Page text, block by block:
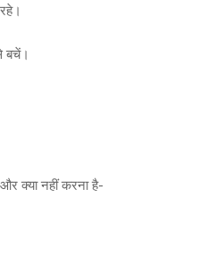
बचें।
क्या नहीं करना है-